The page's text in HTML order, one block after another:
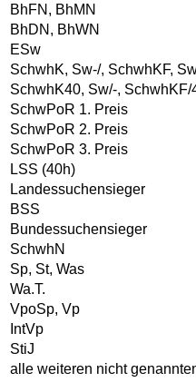
BhFN, BhMN
BhDN, BhWN
ESw
SchwhK, Sw-/, SchwhKF,
SchwhK40, Sw/-, SchwhKF/
SchwPoR 1. Preis
SchwPoR 2. Preis
SchwPoR 3. Preis
LSS (40h)
Landessuchensieger
BSS
Bundessuchensieger
SchwhN
Sp, St, Was
Wa.T.
VpoSp, Vp
IntVp
StiJ
alle weiteren nicht